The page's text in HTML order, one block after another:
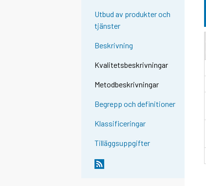
Utbud av produkter och
tjänster
Beskrivning
Kvalitetsbeskrivningar
Metodbeskrivningar
Begrepp och definitioner
Klassificeringar
Tilläggsuppgifter